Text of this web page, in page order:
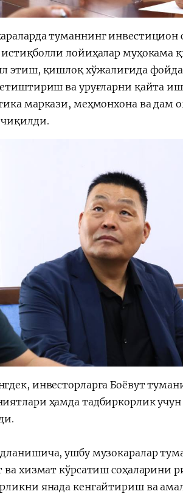
туманнинг
лойиҳалар муҳокама
этиш, қишлоқ хўжалигида
ва уруғларни қайта
маркази, меҳмонхона ва дам
инвесторларга Боёвут
ҳамда тадбиркорлик
ушбу музокаралар
ва хизмат кўрсатиш
янада кенгайтириш ва